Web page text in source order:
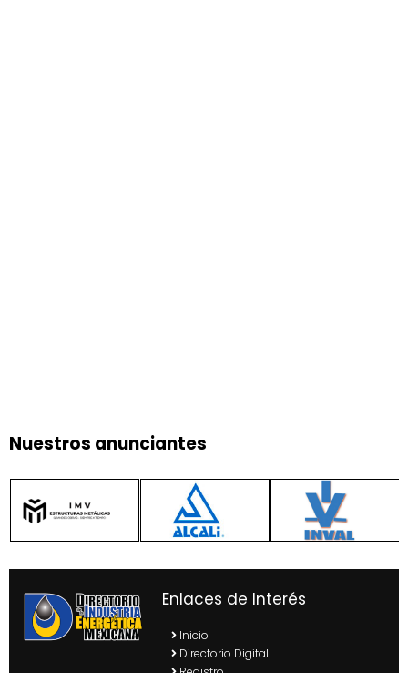
Nuestros anunciantes
Enlaces de Interés
Inicio
Directorio Digital